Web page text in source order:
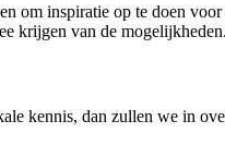
om inspiratie op te doen
krijgen van de mogelijkheden.
kennis, dan zullen we in